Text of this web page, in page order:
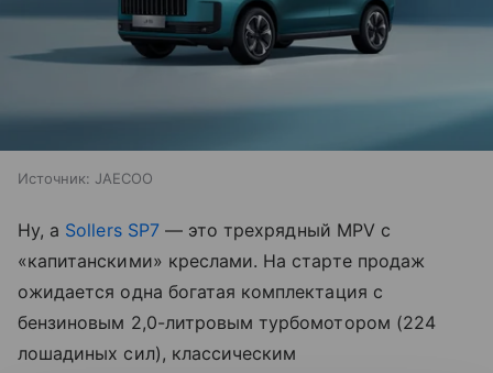
Источник: JAECOO
Ну, а Sollers SP7— это трехрядный MPV с
«капитанскими» креслами. На старте продаж
ожидается одна богатая комплектация с
бензиновым 2,0-литровым турбомотором (224
лошадиных сил), классическим